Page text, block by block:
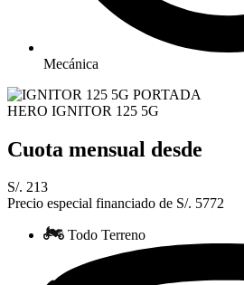
Mecánica
HERO IGNITOR 125 5G
Cuota mensual desde
S/. 213
Precio especial financiado de S/. 5772
Todo Terreno